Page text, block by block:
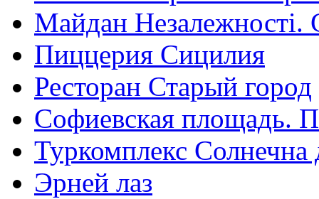
Майдан Незалежності.
Пиццерия Сицилия
Ресторан Старый город
Софиевская площадь.
Туркомплекс Солнечна
Эрней лаз